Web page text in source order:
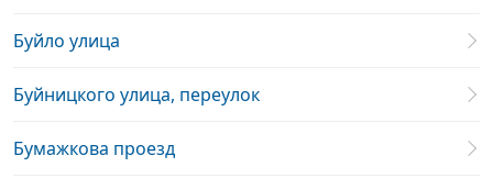
Буйло улица
Буйницкого улица, переулок
Бумажкова проезд